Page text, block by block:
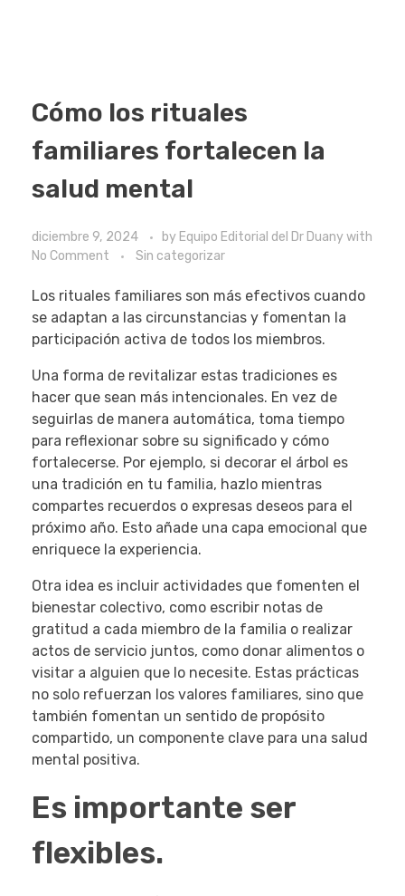
Cómo los rituales
familiares fortalecen la
salud mental
diciembre 9, 2024 by Equipo Editorial del Dr Duanywith
No Comment
Sin categorizar
Los rituales familiares son más efectivos cuando
se adaptan a las circunstancias y fomentan la
participación activa de todos los miembros.
Una forma de revitalizar estas tradiciones es
hacer que sean más intencionales. En vez de
seguirlas de manera automática, toma tiempo
para reflexionar sobre su significado y cómo
fortalecerse. Por ejemplo, si decorar el árbol es
una tradición en tu familia, hazlo mientras
compartes recuerdos o expresas deseos para el
próximo año. Esto añade una capa emocional que
enriquece la experiencia.
Otra idea es incluir actividades que fomenten el
bienestar colectivo, como escribir notas de
gratitud a cada miembro de la familia o realizar
actos de servicio juntos, como donar alimentos o
visitar a alguien que lo necesite. Estas prácticas
no solo refuerzan los valores familiares, sino que
también fomentan un sentido de propósito
compartido, un componente clave para una salud
mental positiva.
Es importante ser
flexibles.